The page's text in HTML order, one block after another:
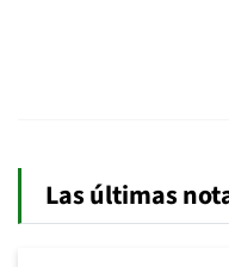
Las últimas